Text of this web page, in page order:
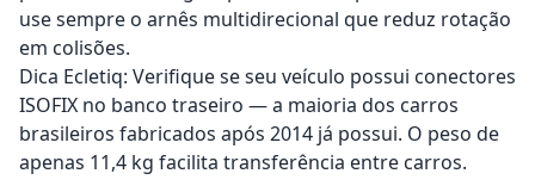
use sempre o arnês multidirecional que reduz rotação
em colisões.
Dica Ecletiq: Verifique se seu veículo possui conectores
ISOFIX no banco traseiro — a maioria dos carros
brasileiros fabricados após 2014 já possui. O peso de
apenas 11,4 kg facilita transferência entre carros.
Adicionar ao carrinho